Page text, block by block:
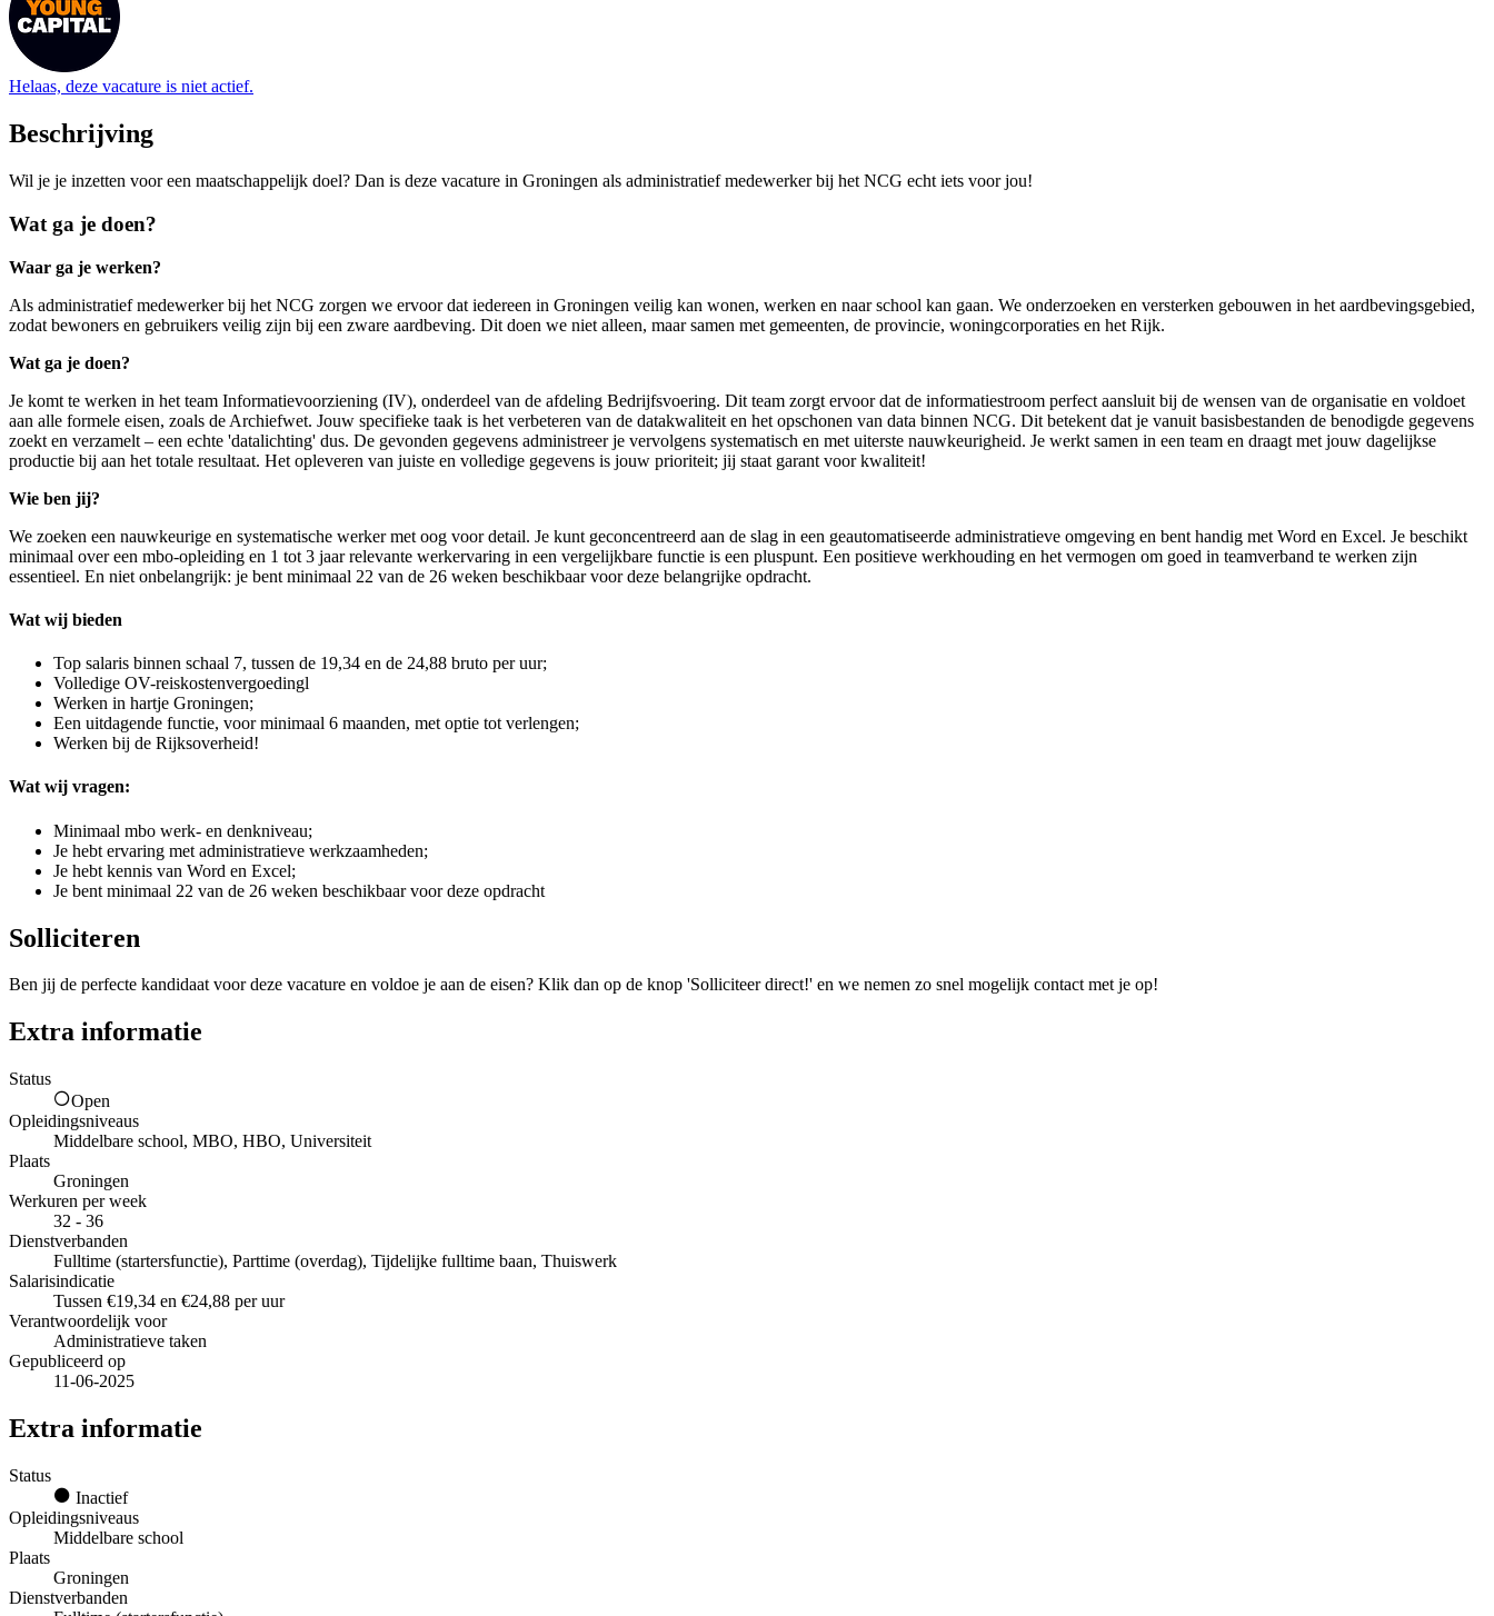
Helaas, deze vacature is niet actief.
Beschrijving
Wil je je inzetten voor een maatschappelijk doel? Dan is deze vacature in Groningen als administratief medewerker bij het NCG echt iets voor jou!
Wat ga je doen?
Waar ga je werken?
Als administratief medewerker bij het NCG zorgen we ervoor dat iedereen in Groningen veilig kan wonen, werken en naar school kan gaan. We onderzoeken en versterken gebouwen in het aardbevingsgebied,
zodat bewoners en gebruikers veilig zijn bij een zware aardbeving. Dit doen we niet alleen, maar samen met gemeenten, de provincie, woningcorporaties en het Rijk.
Wat ga je doen?
Je komt te werken in het team Informatievoorziening (IV), onderdeel van de afdeling Bedrijfsvoering. Dit team zorgt ervoor dat de informatiestroom perfect aansluit bij de wensen van de organisatie en voldoet
aan alle formele eisen, zoals de Archiefwet. Jouw specifieke taak is het verbeteren van de datakwaliteit en het opschonen van data binnen NCG. Dit betekent dat je vanuit basisbestanden de benodigde gegevens
zoekt en verzamelt – een echte 'datalichting' dus. De gevonden gegevens administreer je vervolgens systematisch en met uiterste nauwkeurigheid. Je werkt samen in een team en draagt met jouw dagelijkse
productie bij aan het totale resultaat. Het opleveren van juiste en volledige gegevens is jouw prioriteit; jij staat garant voor kwaliteit!
Wie ben jij?
We zoeken een nauwkeurige en systematische werker met oog voor detail. Je kunt geconcentreerd aan de slag in een geautomatiseerde administratieve omgeving en bent handig met Word en Excel. Je beschikt
minimaal over een mbo-opleiding en 1 tot 3 jaar relevante werkervaring in een vergelijkbare functie is een pluspunt. Een positieve werkhouding en het vermogen om goed in teamverband te werken zijn
essentieel. En niet onbelangrijk: je bent minimaal 22 van de 26 weken beschikbaar voor deze belangrijke opdracht.
Wat wij bieden
Top salaris binnen schaal 7, tussen de 19,34 en de 24,88 bruto per uur;
Volledige OV-reiskostenvergoedingl
Werken in hartje Groningen;
Een uitdagende functie, voor minimaal 6 maanden, met optie tot verlengen;
Werken bij de Rijksoverheid!
Wat wij vragen:
Minimaal mbo werk- en denkniveau;
Je hebt ervaring met administratieve werkzaamheden;
Je hebt kennis van Word en Excel;
Je bent minimaal 22 van de 26 weken beschikbaar voor deze opdracht
Solliciteren
Ben jij de perfecte kandidaat voor deze vacature en voldoe je aan de eisen? Klik dan op de knop 'Solliciteer direct!' en we nemen zo snel mogelijk contact met je op!
Extra informatie
Status
Open
Opleidingsniveaus
Middelbare school, MBO, HBO, Universiteit
Plaats
Groningen
Werkuren per week
32 - 36
Dienstverbanden
Fulltime (startersfunctie), Parttime (overdag), Tijdelijke fulltime baan, Thuiswerk
Salarisindicatie
Tussen €19,34 en €24,88 per uur
Verantwoordelijk voor
Administratieve taken
Gepubliceerd op
11-06-2025
Extra informatie
Status
Inactief
Opleidingsniveaus
Middelbare school
Plaats
Groningen
Dienstverbanden